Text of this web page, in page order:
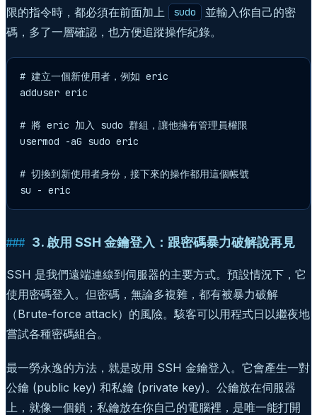
限的指令時，都必須在前面加上
sudo
並輸入你自己的密
碼，多了一層確認，也方便追蹤操作紀錄。
# 建立一個新使用者，例如 eric
adduser eric
# 將 eric 加入 sudo 群組，讓他擁有管理員權限
usermod -aG sudo eric
# 切換到新使用者身份，接下來的操作都用這個帳號
su - eric
3. 啟用 SSH 金鑰登入：跟密碼暴力破解說再見
SSH 是我們遠端連線到伺服器的主要方式。預設情況下，它
使用密碼登入。但密碼，無論多複雜，都有被暴力破解
（Brute-force attack）的風險。駭客可以用程式日以繼夜地
嘗試各種密碼組合。
最一勞永逸的方法，就是改用 SSH 金鑰登入。它會產生一對
公鑰 (public key) 和私鑰 (private key)。公鑰放在伺服器
上，就像一個鎖；私鑰放在你自己的電腦裡，是唯一能打開